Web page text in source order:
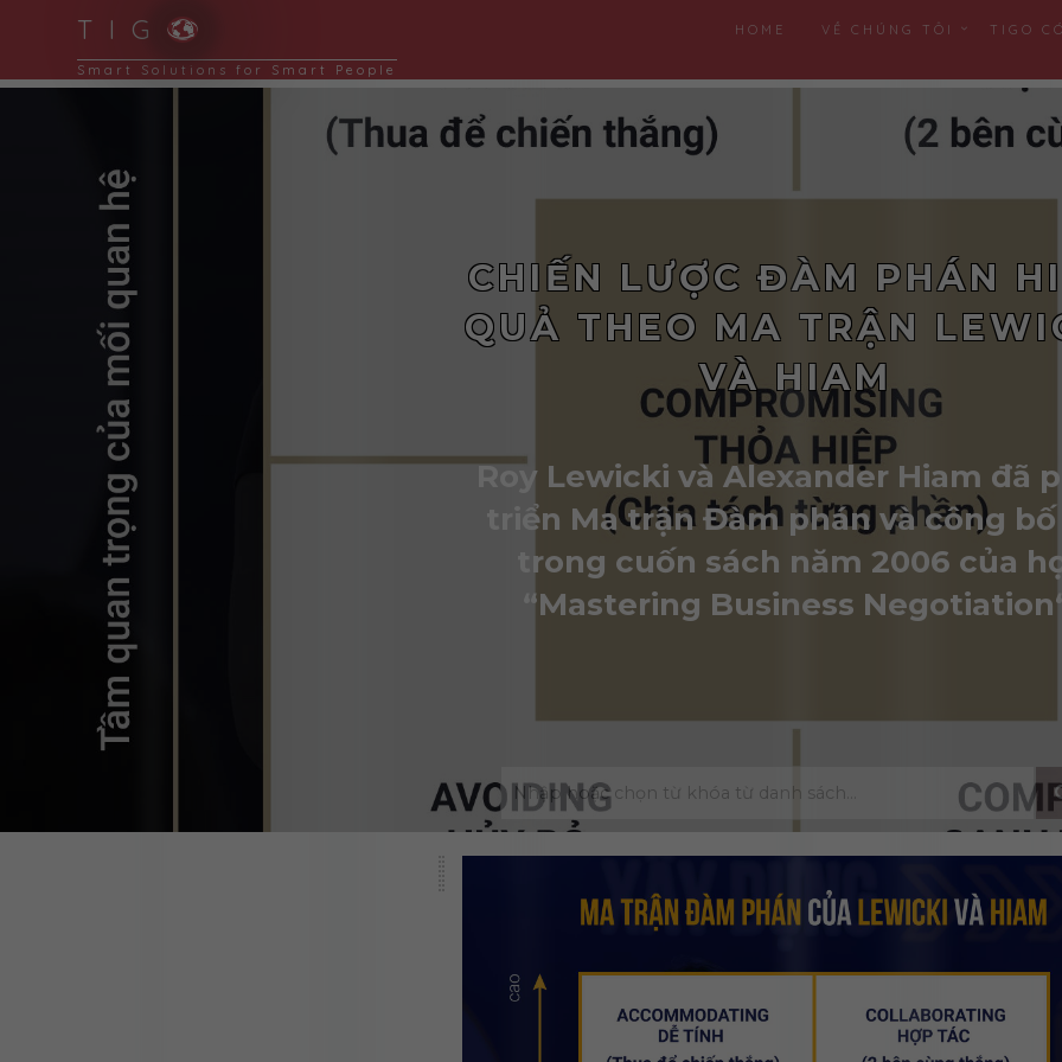
T I G
Thích ứng linh hoạt, chuyển đổi mạnh mẽ
HOME VỀ CHÚNG TÔI TIGO
CHIẾN LƯỢC ĐÀM PHÁN
QUẢ THEO MA TRẬN
VÀ HIAM
Roy Lewicki và Alexander Hiam đã
triển Ma trận Đàm phán và công
trong cuốn sách năm 2006 của
“Mastering Business